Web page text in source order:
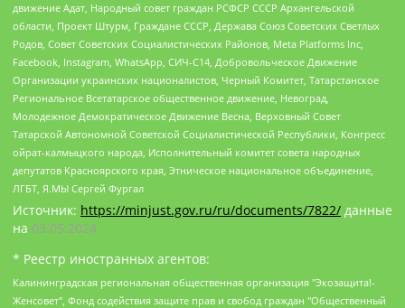
движение Адат, Народный совет граждан РСФСР СССР Архангельской
области, Проект Штурм, Граждане СССР, Держава Союз Советских Светлых
Родов, Совет Советских Социалистических Районов, Meta Platforms Inc,
Facebook, Instagram, WhatsApp, СИЧ-С14, Добровольческое Движение
Организации украинских националистов, Черный Комитет, Татарстанское
Региональное Всетатарское общественное движение, Невоград,
Молодежное Демократическое Движение Весна, Верховный Совет
Татарской Автономной Советской Социалистической Республики, Конгресс
ойрат-калмыцкого народа, Исполнительный комитет совета народных
депутатов Красноярского края, Этническое национальное объединение,
ЛГБТ, Я.МЫ Сергей Фургал
Источник: https://minjust.gov.ru/ru/documents/7822/ данные
на 03.05.2024
* Реестр иностранных агентов:
Калининградская региональная общественная организация "Экозащита!-Женсовет", Фонд содействия защите прав и свобод граждан "Общественный вердикт", Фонд "Институт Развития Свободы Информации", Частное учреждение "Информационное агентство МЕМО. РУ", Региональная общественная организация "Общественная комиссия по сохранению наследия академика Сахарова", Фонд поддержки свободы прессы, Санкт-Петербургская общественная правозащитная организация "Гражданский контроль", Межрегиональная общественная организация "Информационно-просветительский центр "Мемориал", Региональный Фонд "Центр Защиты Прав Средств Массовой Информации", с 05.12.2023 Фонд "Центр Защиты Прав Средств массовой информации", Региональная общественная благотворительная организация помощи беженцам и мигрантам "Гражданское содействие", Негосударственное образовательное учреждение дополнительного профессионального образования (повышение квалификации) специалистов "АКАДЕМИЯ ПО ПРАВАМ ЧЕЛОВЕКА", Свердловская региональная общественная организация "Сутяжник", Автономная некоммерческая организация "Центр независимых социологических исследований", Союз общественных объединений "Российский исследовательский центр по правам человека", Региональное общественное учреждение научно-информационный центр "МЕМОРИАЛ", Некоммерческая организация "Фонд защиты гласности", Автономная некоммерческая организация "Институт прав человека", Городская общественная организация "Екатеринбургское общество "МЕМОРИАЛ", Городская общественная организация "Рязанское историко-просветительское и правозащитное общество "Мемориал" (Рязанский Мемориал), Челябинский региональный орган общественной самодеятельности – женское общественное объединение "Женщины Евразии", Челябинский региональный орган общественной самодеятельности "Уральская правозащитная группа", Фонд содействия защите здоровья и социальной справедливости имени Андрея Рылькова, Автономная Некоммерческая Организация "Аналитический Центр Юрия Левады", Автономная некоммерческая организация социальной поддержки населения "Проект Апрель", Региональная общественная организация помощи женщинам и детям, находящимся в кризисной ситуации "Информационно-методический центр "Анна", Фонд содействия развитию массовых коммуникаций и правовому просвещению "Так-так-Так", Фонд содействия устойчивому развитию "Серебряная тайга", Свердловский региональный общественный фонд социальных проектов "Новое время", "Idel.Реалии", Кавказ.Реалии, Крым.Реалии, Телеканал Настоящее Время, Татаро-башкирская служба Радио Свобода (Azatliq Radiosi), Радио Свободная Европа/Радио Свобода (PCE/PC), "Сибирь.Реалии", "Фактограф", Благотворительный фонд помощи осужденным и их семьям, Автономная некоммерческая организация "Институт глобализации и социальных движений", Фонд "В защиту прав заключенных", Частное учреждение "Центр поддержки и содействия развитию средств массовой информации", Пензенский региональный общественный благотворительный фонд "Гражданский союз", "Север.Реалии", Некоммерческая организация Фонд "Правовая инициатива", Общество с ограниченной ответственностью "Радио Свободная Европа/Радио Свобода", Чешское информационное агентство "MEDIUM-ORIENT", Красноярская региональная общественная организация "Мы против СПИДа", Камалягин Денис Николаевич, Маркелов Сергей Евгеньевич, Пономарев Лев Александрович, Савицкая Людмила Алексеевна, Автономная некоммерческая организация "Центр по работе с проблемой насилия "НАСИЛИЮ.НЕТ", Межрегиональный профессиональный союз работников здравоохранения "Альянс врачей", Юридическое лицо, зарегистрированное в Латвийской Республике, SIA "Medusa Project" (регистрационный номер 40103797863, дата регистрации 10.06.2014), Некоммерческая организация "Фонд по борьбе с коррупцией", Автономная некоммерческая организация "Институт права и публичной политики", Баданин Роман Сергеевич, Гликин Максим Александрович, Железнова Мария Михайловна, Лукьянова Юлия Сергеевна, Маетная Елизавета Витальевна, Маняхин Петр Борисович, Чуракова Ольга Владимировна, Ярош Юлия Петровна, Юридическое лицо "The Insider SIA", зарегистрированное в Риге, Латвийская Республика (дата регистрации 26.06.2015), являющееся администратором доменного имени интернет-издания "The Insider SIA", https://theins.ru, Постернак Алексей Евгеньевич, Рубин Михаил Аркадьевич, Анин Роман Александрович, Юридическое лицо Istories fonds, зарегистрированное в Латвийской Республике (регистрационный номер 50008295751, дата регистрации 24.02.2020), Великовский Дмитрий Александрович, Долинина Ирина Николаевна, Мароховская Алеся Алексеевна, Шлейнов Роман Юрьевич, Шмагун Олеся Валентиновна, Общество с ограниченной ответственностью "Альтаир 2021", Общество с ограниченной ответственностью "Вега 2021", Общество с ограниченной ответственностью "Главный редактор 2021", Общество с ограниченной ответственностью "Ромашки монолит", Важенков Артем Валерьевич, Ивановская областная общественная организация "Центр гендерных исследований", Гурман Юрий Альбертович, Медиапроект "ОВД-Инфо", Егоров Владимир Владимирович, Жилинский Владимир Александрович, Общество с ограниченной ответственностью "ЗП", Иванова София Юрьевна, Карезина Инна Павловна, Кильтау Екатерина Викторовна, Петров Алексей Викторович, Пискунов Сергей Евгеньевич, Смирнов Сергей Сергеевич, Тихонов Михаил Сергеевич, Общество с ограниченной ответственностью "ЖУРНАЛИСТ-ИНОСТРАННЫЙ АГЕНТ", Арапова Галина Юрьевна, Вольтская Татьяна Анатольевна, Американская компания "Mason G.E.S. Anonymous Foundation" (США), являющаяся владельцем интернет-издания https://mnews.world/, Компания "Stichting Bellingcat", зарегистрированная в Нидерландах (дата регистрации 11.07.2018), Захаров Андрей Вячеславович, Клепиковская Екатерина Дмитриевна, Общество с ограниченной ответственностью "МЕМО", Перл Роман Александрович, Симонов Евгений Алексеевич, Соловьева Елена Анатольевна, Сотников Даниил Владимирович, Сурначева Елизавета Дмитриевна, Автономная некоммерческая организация по защите прав человека и информированию населения "Якутия – Наше Мнение", Общество с ограниченной ответственностью "Москоу диджитал медиа", с 26.01.2023 Общество с ограниченной ответственностью "Чайка Белые сады", Ветошкина Валерия Валерьевна, Заговора Максим Александрович, Межрегиональное общественное движение "Российская ЛГБТ - сеть", Оленичев Максим Владимирович, Павлов Иван Юрьевич, Скворцова Елена Сергеевна, Общество с ограниченной ответственностью "Как бы инагент", Кочетков Игорь Викторович, Общество с ограниченной ответственностью "Честные выборы", Еланчик Олег Александрович, Общество с ограниченной ответственностью "Нобелевский призыв", Гималова Регина Эмилевна, Григорьев Андрей Валерьевич, Григорьева Алина Александровна, Ассоциация по содействию защите прав призывников, альтернативнослужащих и военнослужащих "Правозащитная группа "Гражданин.Армия.Право", Хисамова Регина Фаритовна, Автономная некоммерческая организация по реализации социально-правовых программ "Лилит", Дальневосточное общественное движение "Маяк", Санкт-Петербургская ЛГБТ-инициативная группа "Выход", Инициативная группа ЛГБТ+ "Реверс", Алексеев Андрей Викторович, Бекбулатова Таисия Львовна, Беляев Иван Михайлович, Владыкина Елена Сергеевна, Гельман Марат Александрович, Никульшина Вероника Юрьевна, Толоконникова Надежда Андреевна, Шендерович Виктор Анатольевич, Общество с ограниченной ответственностью "Данное сообщение", Общество с ограниченной ответственностью Издательский дом "Новая глава", Айнбиндер Александра Александровна, Московский комьюнити-центр для ЛГБТ+инициатив, Благотворительный фонд развития филантропии, Deutsche Welle (Германия, Kurt-Schumacher-Strasse 3, 53113 Bonn), Борзунова Мария Михайловна, Воробьев Виктор Викторович, Голубева Анна Львовна, Константинова Алла Михайловна, Малкова Ирина Владимировна, Мурадов Мурад Абдулгалимович, Осетинская Елизавета Николаевна, Понасенков Евгений Николаевич, Ганапольский Матвей Юрьевич, Киселев Евгений Алексеевич, Борухович Ирина Григорьевна, Дремин Иван Тимофеевич, Дубровский Дмитрий Викторович, Красноярская региональная общественная организация поддержки и развития альтернативных образовательных технологий и межкультурных коммуникаций "ИНТЕРРА", Маяковская Екатерина Алексеевна, Фейгин Марк Захарович, Филимонов Андрей Викторович, Дзугкоева Регина Николаевна, Доброхотов Роман Александрович, Дудь Юрий Александрович, Елкин Сергей Владимирович, Кругликов Кирилл Игоревич, Сабунаева Мария Леонидовна, Семенов Алексей Владимирович, Шаинян Карен Багратович, Шульман Екатерина Михайловна, Асафьев Артур Валерьевич, Вахштайн Виктор Семенович, Венедиктов Алексей Алексеевич, Лушникова Екатерина Евгеньевна, Волков Леонид Михайлович, Невзоров Александр Глебович, Пархоменко Сергей Борисович, Сироткин Ярослав Николаевич, Кара-Мурза Владимир Владимирович, Баранова Наталья Владимировна, Гозман Леонид Яковлевич, Кагарлицкий Борис Юльевич, Климарев Михаил Валерьевич, Милов Владимир Станиславович, Автономная некоммерческая организация Краснодарский центр современного искусства "Типография", Моргенштерн Алишер Тагирович, Соболь Любовь Эдуардовна, Общество с ограниченной ответственностью "ЛИЗА НОРМ", Каспаров Гарри Кимович, Ходорковский Михаил Борисович, Общество с ограниченной ответственностью "Апрельские тезисы", Данилович Ирина Брониславовна, Кашин Олег Владимирович, Петров Николай Владимирович, Пивоваров Алексей Владимирович, Соколов Михаил Владимирович, Цветкова Юлия Владимировна, Чичваркин Евгений Александрович, Комитет против пыток/Команда против пыток, Общество с ограниченной ответственностью "Первый научный", Общество с ограниченной ответственностью "Вертолет и ко", Белоцерковская Вероника Борисовна, Кац Максим Евгеньевич, Лазарева Татьяна Юрьевна, Шаведдинов Руслан Табризович, Яшин Илья Валерьевич, Общество с ограниченной ответственностью "Иноагент ААВ", Алешковский Дмитрий Петрович, Альбац Евгения Марковна, Быков Дмитрий Львович, Галямина Юлия Евгеньевна, Лойко Сергей Леонидович, Мартынов Кирилл Константинович, Медведев Сергей Александрович, Крашенинников Федор Геннадиевич, Гордеева Катерина Вл